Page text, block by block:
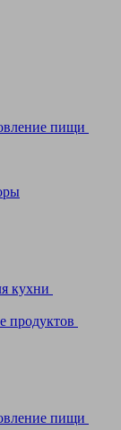
пищи
кухни
продуктов
пищи